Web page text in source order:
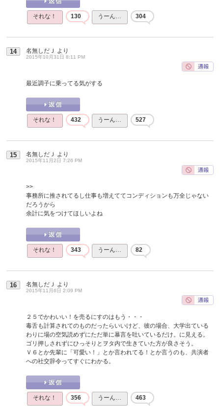
それな！ 130 うーん… 304
14 名無しだＪ より
2015年10月31日 8:11 PM
最近調子に乗ってる気がする
それな！ 432 うーん… 527
15 名無しだＪ より
2015年11月2日 7:26 PM
>>
事務所に推されてるし仕事も増えててコンディションも万全じゃない
だろうから
余計に気をつけてほしいよね
それな！ 343 うーん… 82
16 名無しだＪ より
2015年11月6日 2:09 PM
２５でかわいい！を売るにすのはもう・・・
毒舌も計算されてのものだったらいいけど、彼の場合、大学出ている
わりに場の空気読めずにただ単に暴言を吐いているだけ。に見える。
ゴリ押しされずにひっそりとヲタ内で生きていた方が良さそう。
Ｖ６とか先輩に「可愛い！」とか言われてる！とか言うのも、共演者
への社交辞令ってすぐにわかる。
それな！ 356 うーん… 463